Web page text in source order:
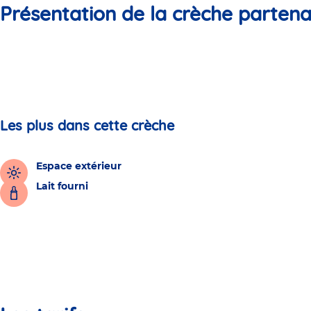
Présentation de la crèche
Les plus dans cette crèche
Espace extérieur
Lait fourni